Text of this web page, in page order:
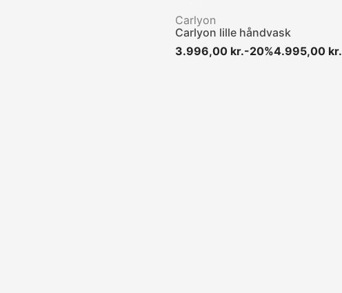
Carlyon
Carlyon lille håndvask
3.996,00 kr.-20%4.995,00 kr.